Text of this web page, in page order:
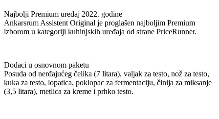
Najbolji Premium uređaj 2022. godine
Ankarsrum Assistent Original je proglašen najboljim Premium
izborom u kategoriji kuhinjskih uređaja od strane PriceRunner.
Dodaci u osnovnom paketu
Posuda od nerđajućeg čelika (7 litara), valjak za testo, nož za testo,
kuka za testo, lopatica, poklopac za fermentaciju, činija za miksanje
(3,5 litara), metlica za kreme i prhko testo.